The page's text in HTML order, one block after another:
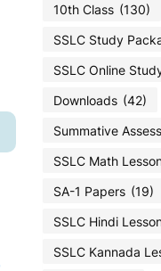
10th Class (130)
SSLC Study
SSLC Online
Downloads (42)
Summative
SSLC Math
SA-1 Papers (19)
SSLC Hindi
SSLC Kannada